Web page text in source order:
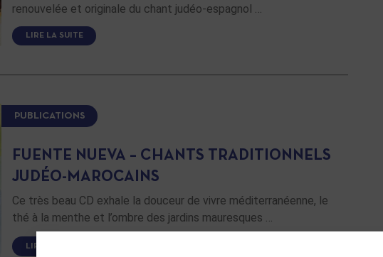
renouvelée et originale du chant judéo-espagnol …
LIRE LA SUITE
PUBLICATIONS
FUENTE NUEVA – CHANTS TRADITIONNELS
JUDÉO-MAROCAINS
Ce très beau CD exhale la douceur de vivre méditerranéenne, le
thé à la menthe et l’ombre des jardins mauresques …
LIRE LA SUITE